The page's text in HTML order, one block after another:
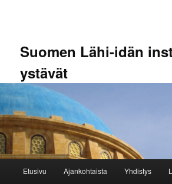
Suomen Lähi-idän
ystävät
Etusivu Ajankohtaista Yhdistys